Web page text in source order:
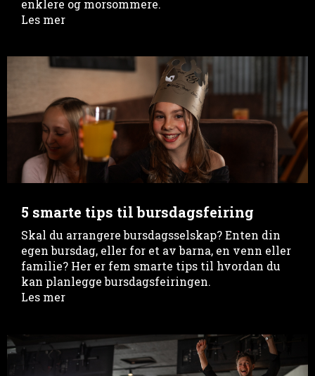
enklere og morsommere.
Les mer
5 smarte tips til bursdagsfeiring
Skal du arrangere bursdagsselskap? Enten din
egen bursdag, eller for et av barna, en venn eller
familie? Her er fem smarte tips til hvordan du
kan planlegge bursdagsfeiringen.
Les mer